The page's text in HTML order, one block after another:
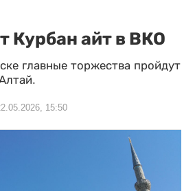
Курбан айт в ВКО
главные торжества пройдут
15:50